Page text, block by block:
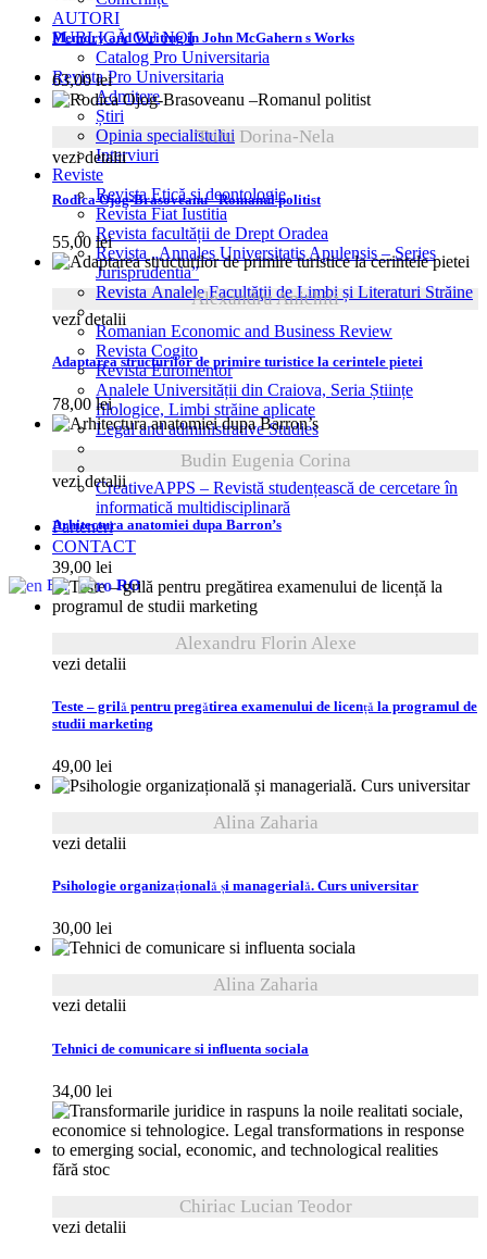
AUTORI
PUBLICĂ CU NOI
Catalog Pro Universitaria
Revista Pro Universitaria
Admitere
Știri
Opinia specialistului
Interviuri
Reviste
Revista Etică și deontologie
Revista Fiat Iustitia
Revista facultății de Drept Oradea
Revista „Annales Universitatis Apulensis – Series
Jurisprudentia”
Revista Analele Facultăţii de Limbi și Literaturi Străine
Romanian Economic and Business Review
Revista Cogito
Revista Euromentor
Analele Universității din Craiova, Seria Științe
filologice, Limbi străine aplicate
Legal and administrative Studies
CreativeAPPS – Revistă studențească de cercetare în
informatică multidisciplinară
Parteneri
CONTACT
EN RO
Memory and Writing in John McGahern s Works
63,00lei
Trifu Dorina-Nela
vezi detalii
Rodica Ojog-Brasoveanu –Romanul politist
55,00 lei
Alexandru Anichiti
vezi detalii
Adaptarea structurilor de primire turistice la cerintele pietei
78,00 lei
Budin Eugenia Corina
vezi detalii
Arhitectura anatomiei dupa Barron’s
39,00 lei
Alexandru Florin Alexe
vezi detalii
Teste – grilă pentru pregătirea examenului de licență la programul de
studii marketing
49,00 lei
Alina Zaharia
vezi detalii
Psihologie organizațională și managerială. Curs universitar
30,00 lei
Alina Zaharia
vezi detalii
Tehnici de comunicare si influenta sociala
34,00 lei
fără stoc
Chiriac Lucian Teodor
vezi detalii